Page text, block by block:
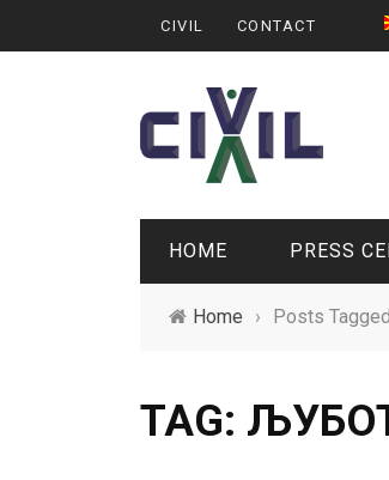
CIVIL CONTACT
HOME PRESS
Home › Posts
TAG: